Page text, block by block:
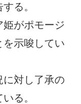
る。
がポモージ
を示唆してい
対し了承の
る。